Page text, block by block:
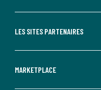
LES SITES PARTENAIRES
MARKETPLACE